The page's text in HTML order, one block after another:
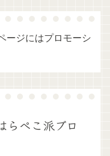
ージにはプロモーシ
らぺこ派ブロ